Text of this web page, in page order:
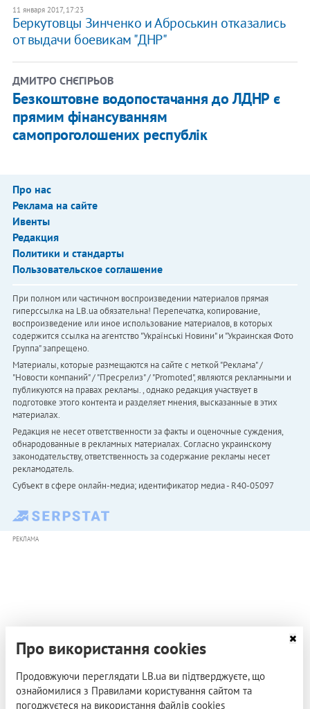
11 января 2017, 17:23
Беркутовцы Зинченко и Аброськин отказались
от выдачи боевикам "ДНР"
ДМИТРО СНЄГІРЬОВ
Безкоштовне водопостачання до ЛДНР є
прямим фінансуванням
самопроголошених республік
Про нас
Реклама на сайте
Ивенты
Редакция
Политики и стандарты
Пользовательское соглашение
При полном или частичном воспроизведении материалов прямая
гиперссылка на LB.ua обязательна! Перепечатка, копирование,
воспроизведение или иное использование материалов, в которых
содержится ссылка на агентство "Українськi Новини" и "Украинская Фото
Группа" запрещено.
Материалы, которые размещаются на сайте с меткой "Реклама" /
"Новости компаний" / "Пресрелиз" / "Promoted", являются рекламными и
публикуются на правах рекламы. , однако редакция участвует в
подготовке этого контента и разделяет мнения, высказанные в этих
материалах.
Редакция не несет ответственности за факты и оценочные суждения,
обнародованные в рекламных материалах. Согласно украинскому
законодательству, ответственность за содержание рекламы несет
рекламодатель.
Субъект в сфере онлайн-медиа; идентификатор медиа - R40-05097
РЕКЛАМА
Про використання cookies
Продовжуючи переглядати LB.ua ви підтверджуєте, що
ознайомилися з Правилами користування сайтом та
погоджуєтеся на використання файлів cookies